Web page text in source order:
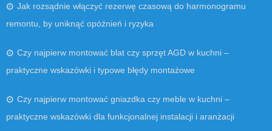
Jak rozsądnie włączyć rezerwę czasową do harmonogramu
remontu, by uniknąć opóźnień i ryzyka
Czy najpierw montować blat czy sprzęt AGD w kuchni –
praktyczne wskazówki i typowe błędy montażowe
Czy najpierw montować gniazdka czy meble w kuchni –
praktyczne wskazówki dla funkcjonalnej instalacji i aranżacji